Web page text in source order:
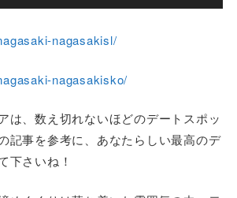
nagasakisl/
nagasakisko/
は、数え切れないほどのデートスポッ
記事を参考に、あなたらしい最高のデ
下さいね！